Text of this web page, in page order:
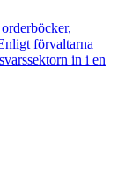
förvaltarna
in i en